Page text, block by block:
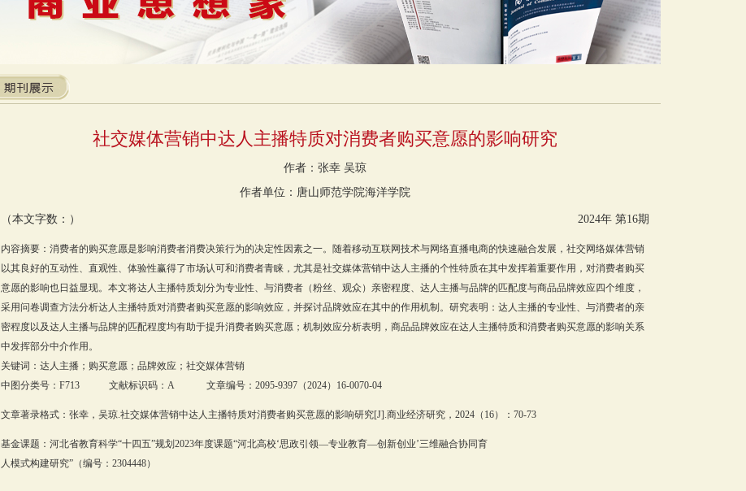
社交媒体营销中达人主播特质对消费者购买意愿的影响研究
作者：张幸 吴琼
作者单位：唐山师范学院海洋学院
（本文字数：） 2024年 第16期
内容摘要：消费者的购买意愿是影响消费者消费决策行为的决定性因素之一。随着移动互联网技术与网络直播电商的快速融合发展，社交网络媒体营销
以其良好的互动性、直观性、体验性赢得了市场认可和消费者青睐，尤其是社交媒体营销中达人主播的个性特质在其中发挥着重要作用，对消费者购买
意愿的影响也日益显现。本文将达人主播特质划分为专业性、与消费者（粉丝、观众）亲密程度、达人主播与品牌的匹配度与商品品牌效应四个维度，
采用问卷调查方法分析达人主播特质对消费者购买意愿的影响效应，并探讨品牌效应在其中的作用机制。研究表明：达人主播的专业性、与消费者的亲
密程度以及达人主播与品牌的匹配程度均有助于提升消费者购买意愿；机制效应分析表明，商品品牌效应在达人主播特质和消费者购买意愿的影响关系
中发挥部分中介作用。
关键词：达人主播；购买意愿；品牌效应；社交媒体营销
中图分类号：F713 文献标识码：A 文章编号：2095-9397（2024）16-0070-04
文章著录格式：张幸，吴琼.社交媒体营销中达人主播特质对消费者购买意愿的影响研究[J].商业经济研究，2024（16）：70-73
基金课题：河北省教育科学“十四五”规划2023年度课题“河北高校‘思政引领—专业教育—创新创业’三维融合协同育
人模式构建研究”（编号：2304448）